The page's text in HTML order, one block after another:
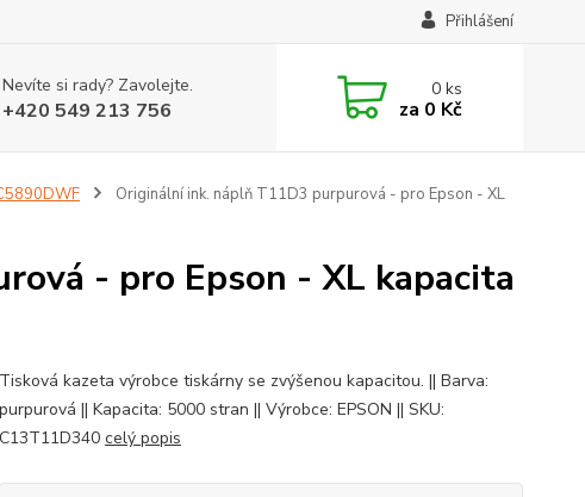
Přihlášení
Nevíte si rady? Zavolejte.
+420 549 213 756
0ks
za 0 Kč
Originální ink. náplň T11D3 purpurová - pro Epson - XL
- pro Epson - XL kapacita
Tisková kazeta výrobce tiskárny se zvýšenou kapacitou. || Barva:
purpurová || Kapacita: 5000 stran || Výrobce: EPSON || SKU:
C13T11D340 celý popis